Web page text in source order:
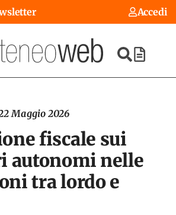
Accedi
Maggio 2026
fiscale sui
autonomi nelle
tra lordo e